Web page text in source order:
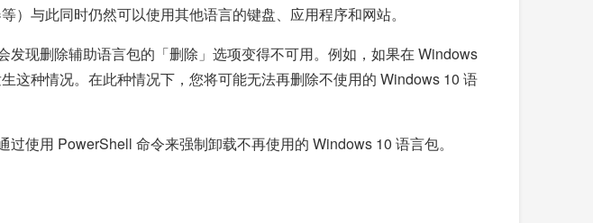
与此同时仍然可以使用其他语言的键盘、应用程序和网站。
现删除辅助语言包的「删除」选项变得不可用。例如，如果在 Windows
这种情况。在此种情况下，您将可能无法再删除不使用的 Windows 10 语
使用 PowerShell 命令来强制卸载不再使用的 Windows 10 语言包。